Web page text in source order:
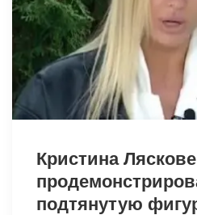
Кристина
подтянутую